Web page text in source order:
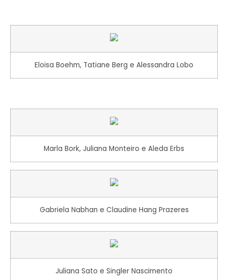
Eloisa Boehm, Tatiane Berg e Alessandra Lobo
Marla Bork, Juliana Monteiro e Aleda Erbs
Gabriela Nabhan e Claudine Hang Prazeres
Juliana Sato e Singler Nascimento